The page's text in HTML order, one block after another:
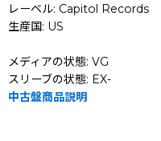
レーベル: Capitol Records
生産国: US
メディアの状態: VG
スリーブの状態: EX-
中古盤商品説明